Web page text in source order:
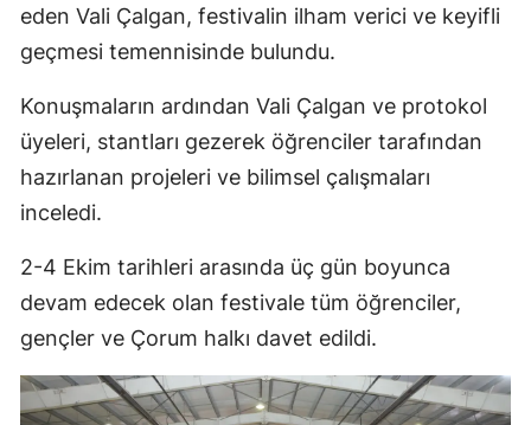
Çorum
Diyarbakır
Edirne
Erzincan
Erzurum
Gaziantep
eden Vali Çalgan, festivalin ilham verici ve keyifli
geçmesi temennisinde bulundu.
Konuşmaların ardından Vali Çalgan ve protokol
üyeleri, stantları gezerek öğrenciler tarafından
hazırlanan projeleri ve bilimsel çalışmaları
inceledi.
2-4 Ekim tarihleri arasında üç gün boyunca
devam edecek olan festivale tüm öğrenciler,
gençler ve Çorum halkı davet edildi.